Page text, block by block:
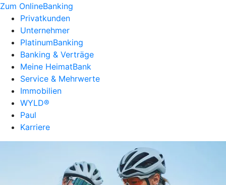
Zum OnlineBanking
Privatkunden
Unternehmer
PlatinumBanking
Banking & Verträge
Meine HeimatBank
Service & Mehrwerte
Immobilien
WYLD®
Paul
Karriere